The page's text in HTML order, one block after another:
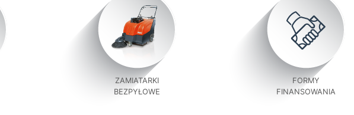
ZAMIATARKI
BEZPYŁOWE
FORMY
FINANSOWANIA